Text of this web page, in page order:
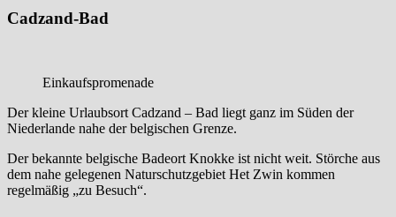
Cadzand-Bad
Einkaufspromenade
Der kleine Urlaubsort Cadzand – Bad liegt ganz im Süden der
Niederlande nahe der belgischen Grenze.
Der bekannte belgische Badeort Knokke ist nicht weit. Störche aus
dem nahe gelegenen Naturschutzgebiet Het Zwin kommen
regelmäßig „zu Besuch“.